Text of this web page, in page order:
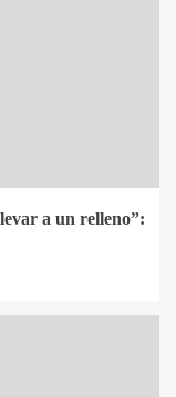
a un relleno”: